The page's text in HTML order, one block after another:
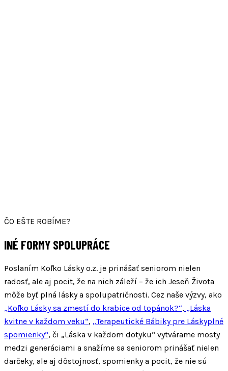
ČO EŠTE ROBÍME?
INÉ FORMY SPOLUPRÁCE
Poslaním Koľko Lásky o.z. je prinášať seniorom nielen
radosť, ale aj pocit, že na nich záleží – že ich Jeseň Života
môže byť plná lásky a spolupatričnosti. Cez naše výzvy, ako
„Koľko Lásky sa zmestí do krabice od topánok?“, „Láska
kvitne v každom veku“, „Terapeutické Bábiky pre Láskyplné
spomienky“, či „Láska v každom dotyku“ vytvárame mosty
medzi generáciami a snažíme sa seniorom prinášať nielen
darčeky, ale aj dôstojnosť, spomienky a pocit, že nie sú